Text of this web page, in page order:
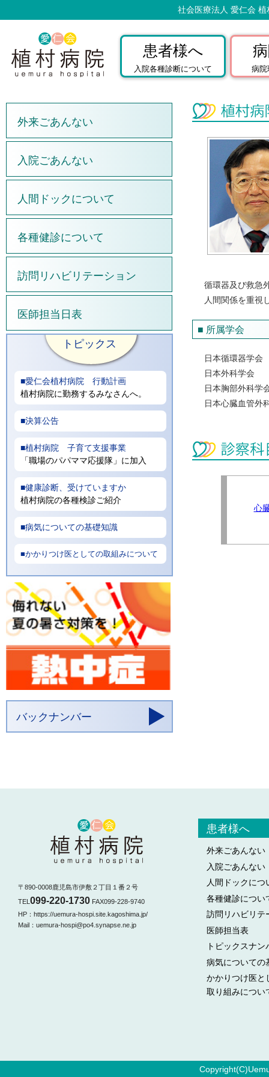
社会医療法人 愛仁会
患者様へ
入院各種診断について 病院
外来ごあんない
入院ごあんない
人間ドックについて
各種健診について
訪問リハビリテーション
医師担当日表
循環器及び救急
人間関係を重視
■ 所属学会
日本循環器学会
日本外科学会
日本胸部外科学
日本心臓血管外
心
〒890-0008鹿児島市伊敷２丁目１番２号
TEL 099-220-1730 FAX099-228-9740
HP：https://uemura-hospi.site.kagoshima.jp/
Mail：uemura-hospi@po4.synapse.ne.jp
患者様へ
外来ごあんない
入院ごあんない
人間ドックにつ
各種健診につい
訪問リハビリテ
医師担当表
トピックスナン
病気についての
かかりつけ医と
取り組みについ